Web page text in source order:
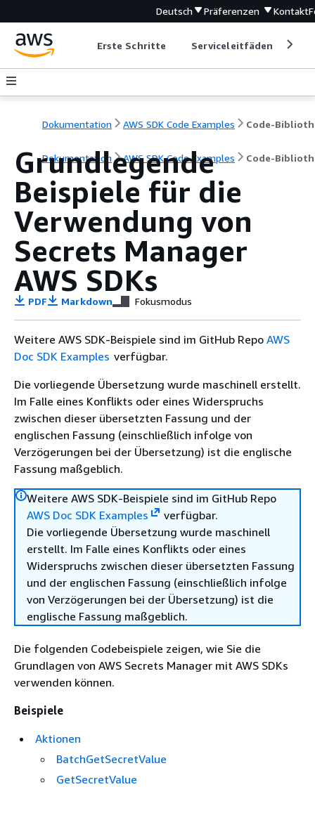
Deutsch Präferenzen Kontakt
Erste Schritte Serviceleitfäden
Dokumentation AWS SDK Code Examples Code-
Dokumentation AWS SDK Code Examples Code-
Grundlegende
Beispiele für die
Verwendung von
Secrets Manager
AWS SDKs
PDF Markdown Fokusmodus
Weitere AWS SDK-Beispiele sind im GitHub Repo AWS
Doc SDK Examples verfügbar.
Die vorliegende Übersetzung wurde maschinell erstellt.
Im Falle eines Konflikts oder eines Widerspruchs
zwischen dieser übersetzten Fassung und der
englischen Fassung (einschließlich infolge von
Verzögerungen bei der Übersetzung) ist die englische
Fassung maßgeblich.
Weitere AWS SDK-Beispiele sind im GitHub Repo
AWS Doc SDK Examples
verfügbar.
Die vorliegende Übersetzung wurde maschinell
erstellt. Im Falle eines Konflikts oder eines
Widerspruchs zwischen dieser übersetzten Fassung
und der englischen Fassung (einschließlich infolge
von Verzögerungen bei der Übersetzung) ist die
englische Fassung maßgeblich.
Die folgenden Codebeispiele zeigen, wie Sie die
Grundlagen von AWS Secrets Manager mit AWS SDKs
verwenden können.
Beispiele
Aktionen
BatchGetSecretValue
GetSecretValue